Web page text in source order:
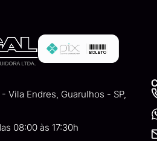
Vila Endres, Guarulhos - SP,
08:00 às 17:30h